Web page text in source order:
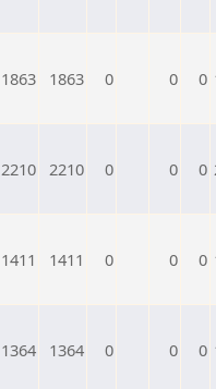
1863 1863 0 0 0
2210 2210 0 0 0
1411 1411 0 0 0
1364 1364 0 0 0